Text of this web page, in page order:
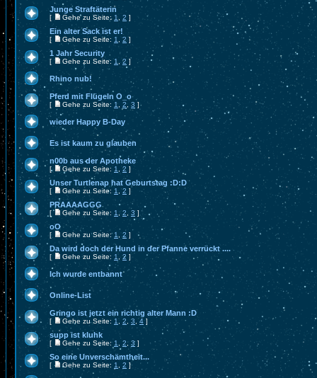
Junge Straftäterin
[ Gehe zu Seite: 1 2 ]
Ein alter Sack ist er!
[ Gehe zu Seite: 1 ,2 ]
1 Jahr Security
[ Gehe zu Seite: 1 2 ]
Rhino nub!
Pferd mit Flügeln O_o
[ Gehe zu Seite: 1 2 3 ]
wieder Happy B-Day
Es ist kaum zu glauben
n00b aus der Apotheke
[ Gehe zu Seite: 1 ,2 ]
Unser Turtlenap hat Geburtstag :D:D
[ Gehe zu Seite: 1 ,2 ]
PRAAAAGGG
[ Gehe zu Seite: 1 2 3 ]
oO
[ Gehe zu Seite: 1 2 ]
Da wird doch der Hund in der Pfanne verrückt ....
[ Gehe zu Seite: 1 2 ]
Ich wurde entbannt
Online-List
Gringo ist jetzt ein richtig alter Mann :D
[ Gehe zu Seite: 1 2 3 ,4 ]
supp ist kluhk
[ Gehe zu Seite: 1 2, 3 ]
So eine Unverschämtheit...
[ Gehe zu Seite: 1 2 ]